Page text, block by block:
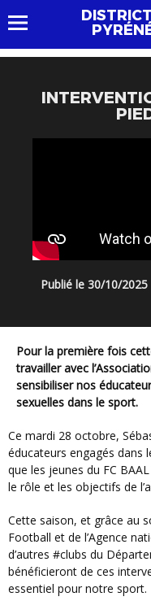
Publié le 30/10/2025
Pour la première fois cette saison, le District est heureux de
travailler avec
sensibiliser nos
sexuelles dans le sport.
Ce mardi 28 octobre, Sébastien Henry a pu sensibiliser nos
éducateurs engagés dans
que les jeunes du FC
le rôle et les objectifs de
Cette saison, et grâce au soutien de la Fédération Française de
Football et de l’Agence
d’autres #clubs du
bénéficieront de ces
essentiel pour notre sport.